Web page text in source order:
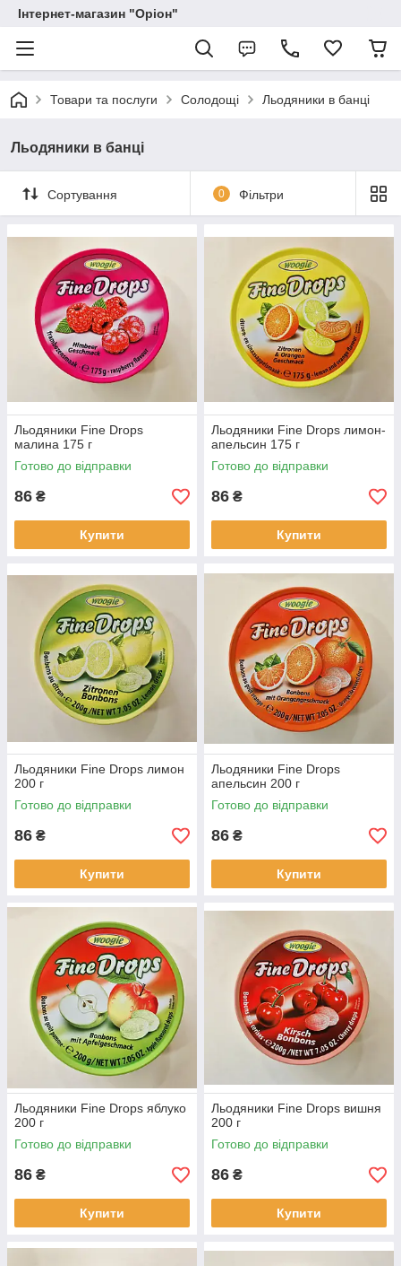
Інтернет-магазин "Оріон"
Товари та послуги Солодощі Льодяники в банці
Льодяники в банці
Сортування 0 Фільтри
Льодяники Fine Drops
малина 175 г
Готово до відправки
86 ₴
Купити
Льодяники Fine Drops лимон-
апельсин 175 г
Готово до відправки
86 ₴
Купити
Льодяники Fine Drops лимон
200 г
Готово до відправки
86 ₴
Купити
Льодяники Fine Drops
апельсин 200 г
Готово до відправки
86 ₴
Купити
Льодяники Fine Drops яблуко
200 г
Готово до відправки
86 ₴
Купити
Льодяники Fine Drops вишня
200 г
Готово до відправки
86 ₴
Купити